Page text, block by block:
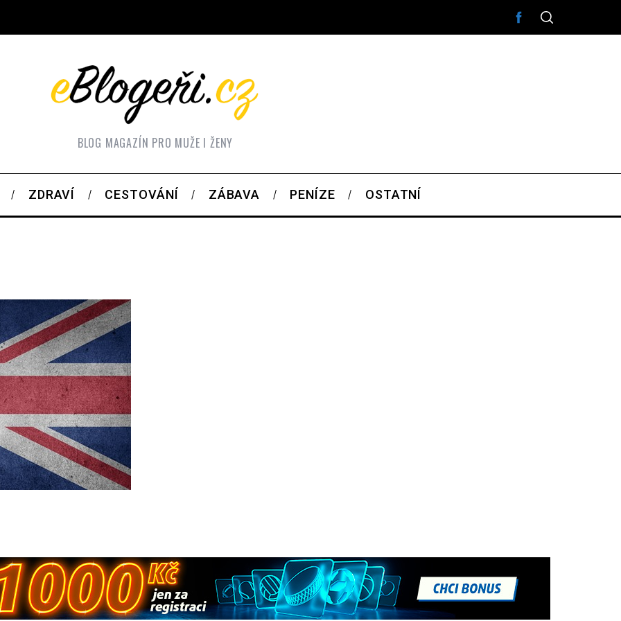
BLOG MAGAZÍN PRO MUŽE I ŽENY
ZDRAVÍ CESTOVÁNÍ ZÁBAVA PENÍZE OSTATNÍ